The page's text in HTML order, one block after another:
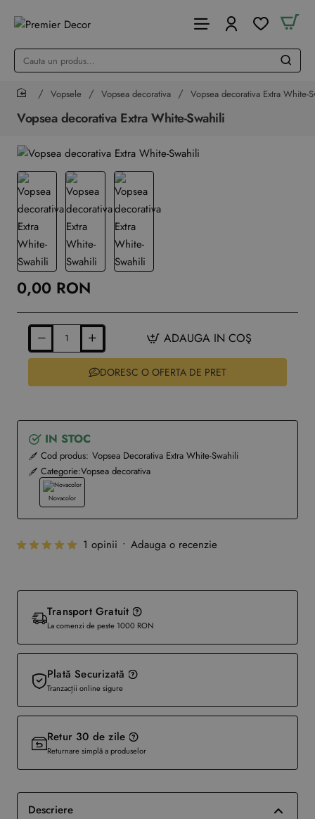
Cauta
produs...
Vopsea decorativa Extra White-Swahili
Vopsele Vopsea decorativa Vopsea decorativa Extra White-
IN STOC
Cod produs: Vopsea Decorativa Extra White-Swahili
Categorie:Vopsea decorativa
Novacolor
1 opinii • Adauga o recenzie
0,00 RON
ADAUGA IN COŞ
DORESC O OFERTA DE PRET
Descriere
Transport Gratuit
La comenzi de peste 1000 RON
Plată Securizată
Tranzacții online sigure
Retur 30 de zile
Returnare simplă a produselor